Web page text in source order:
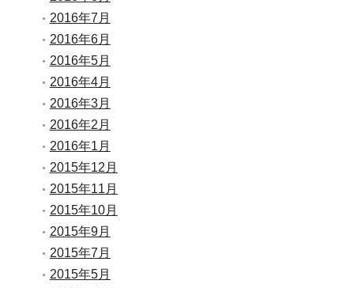
2016年7月
2016年6月
2016年5月
2016年4月
2016年3月
2016年2月
2016年1月
2015年12月
2015年11月
2015年10月
2015年9月
2015年7月
2015年5月